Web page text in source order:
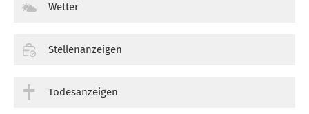
Wetter
Stellenanzeigen
Todesanzeigen